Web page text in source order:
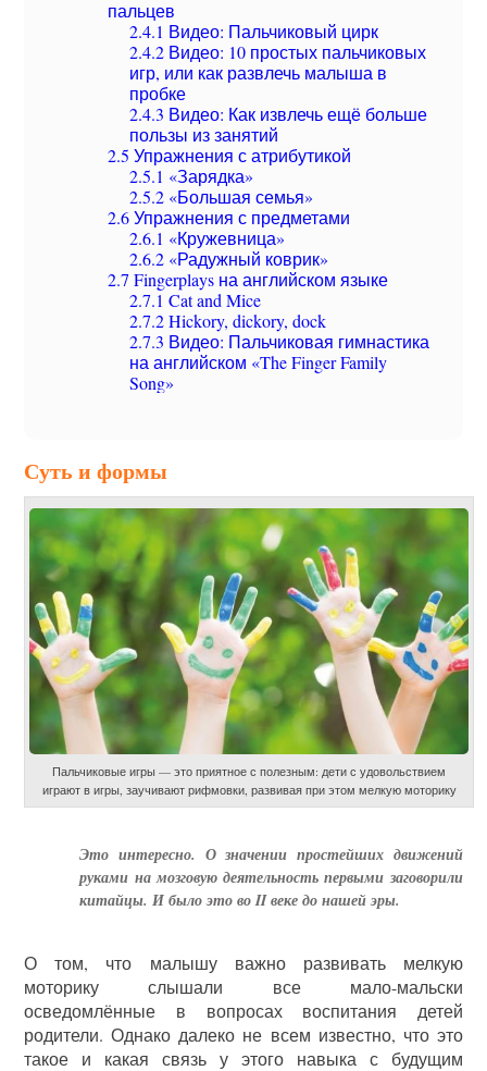
пальцев
2.4.1 Видео: Пальчиковый цирк
2.4.2 Видео: 10 простых пальчиковых
игр, или как развлечь малыша в
пробке
2.4.3 Видео: Как извлечь ещё больше
пользы из занятий
2.5 Упражнения с атрибутикой
2.5.1 «Зарядка»
2.5.2 «Большая семья»
2.6Упражнения с предметами
2.6.1 «Кружевница»
2.6.2 «Радужный коврик»
2.7 Fingerplays на английском языке
2.7.1 Cat and Mice
2.7.2Hickory, dickory, dock
2.7.3 Видео: Пальчиковая гимнастика
на английском «The Finger Family
Song»
Суть и формы
Пальчиковые игры — это приятное с полезным: дети с удовольствием
играют в игры, заучивают рифмовки, развивая при этом мелкую моторику
Это интересно. О значении простейших движений
руками на мозговую деятельность первыми заговорили
китайцы. И было это во II веке до нашей эры.
О том, что малышу важно развивать мелкую
моторику слышали все мало-мальски
осведомлённые в вопросах воспитания детей
родители. Однако далеко не всем известно, что это
такое и какая связь у этого навыка с будущим